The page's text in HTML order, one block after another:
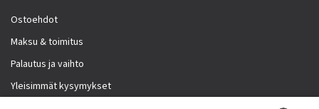
Ostoehdot
Maksu & toimitus
Palautus ja vaihto
Yleisimmät kysymykset